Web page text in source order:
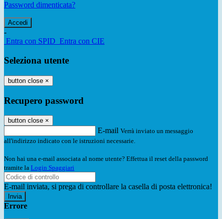
Password dimenticata?
-
Entra con SPID Entra con CIE
Seleziona utente
button close ×
Recupero password
button close ×
E-mail Verrà inviato un messaggio
all'indirizzo indicato con le istruzioni necessarie.
Non hai una e-mail associata al nome utente? Effettua il reset della password
tramite la Login Spaggiari
E-mail inviata, si prega di controllare la casella di posta elettronica!
Errore